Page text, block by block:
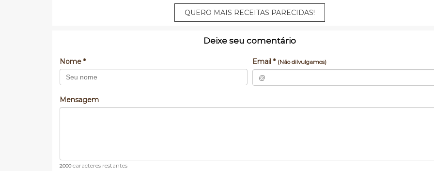
QUERO MAIS RECEITAS PARECIDAS!
Deixe seu comentário
Nome * Email * (Não dilvulgamos)
Mensagem
2000caracteres restantes